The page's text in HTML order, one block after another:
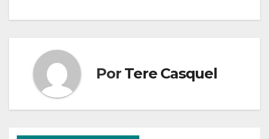
Por Tere Casquel